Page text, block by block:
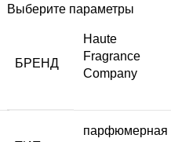
Выберите параметры
БРЕНД
Haute
Fragrance
Company
парфюмерная